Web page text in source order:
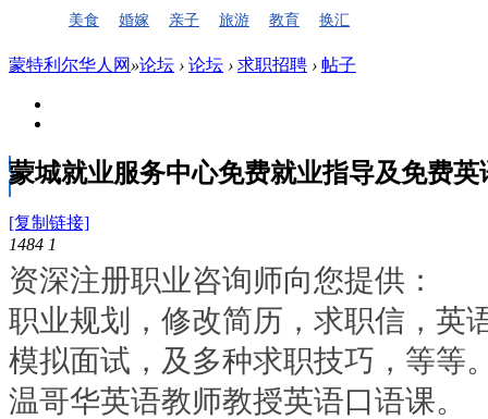
美食
婚嫁 亲子 旅游 教育 换汇
蒙特利尔华人网 »论坛 › 论坛 › 求职招聘 › 帖子
蒙城就业服务中心免费就业指导及免费英
[复制链接]
1484 1
资深注册职业咨询师向您提供：
职业规划，修改简历，求职信，英
模拟面试，及多种求职技巧，等等
温哥华英语教师教授英语口语课。